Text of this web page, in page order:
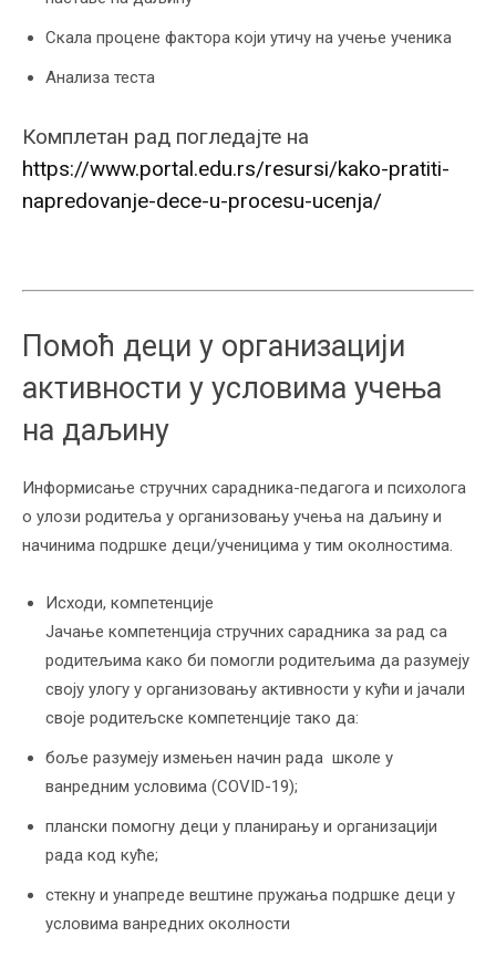
Скала процене фактора који утичу на учење ученика
Анализа теста
Комплетан рад погледајте на
https://www.portal.edu.rs/resursi/kako-pratiti-
napredovanje-dece-u-procesu-ucenja/
Помоћ деци у организацији
активности у условима учења
на даљину
Информисање стручних сарадника-педагога и психолога
о улози родитеља у организовању учења на даљину и
начинима подршке деци/ученицима у тим околностима.
Исходи, компетенције
Јачање компетенција стручних сарадника за рад са
родитељима како би помогли родитељима да разумеју
своју улогу у организовању активности у кући и јачали
своје родитељске компетенције тако да:
боље разумеју измењен начин рада школе у
ванредним условима (COVID-19);
плански помогну деци у планирању и организацији
рада код куће;
стекну и унапреде вештине пружања подршке деци у
условима ванредних околности